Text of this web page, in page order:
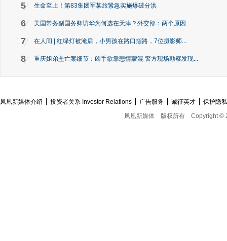
5 生命至上！第83集团军某旅紧急实施爆破分洪
6 美国常务副国务卿访华为何选在天津？外交部：两个原因
7 在人间 | 红绿灯被淹后，小男孩在路口指路，7位摄影师...
8 重庆姐弟坠亡案细节：凶手欲靠悲情蒙混 警方现场勘察发现...
凤凰新媒体介绍 投资者关系 Investor Relations 广告服务 诚征英才
保护隐
凤凰新媒体
版权所有 Copyright ©